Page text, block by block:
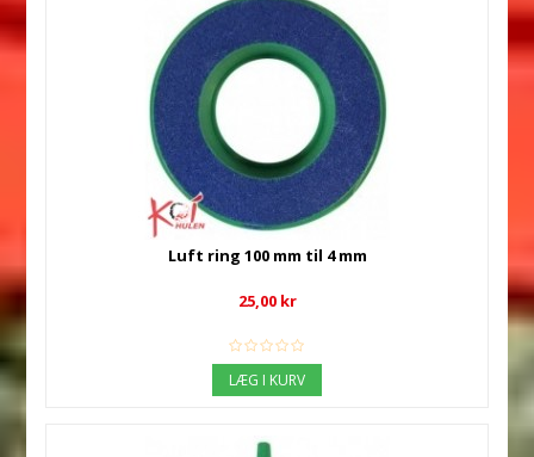
Luft ring 100 mm til 4 mm
25,00 kr
LÆG I KURV